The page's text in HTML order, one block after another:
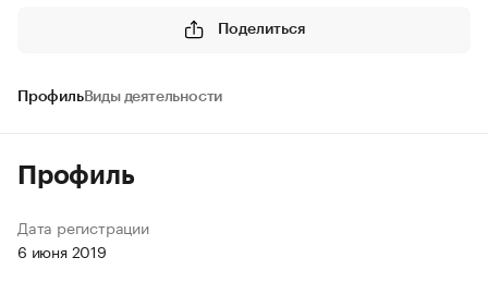
Поделиться
ПрофильВиды деятельности
Профиль
Дата регистрации
6 июня 2019